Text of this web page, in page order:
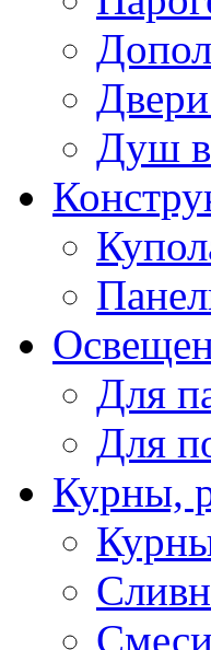
Душ
Для
Для
Курны,